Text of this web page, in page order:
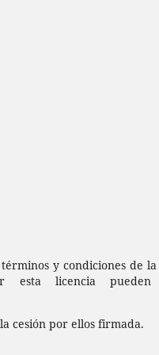
y condiciones de la
licencia pueden
cesión por ellos firmada.